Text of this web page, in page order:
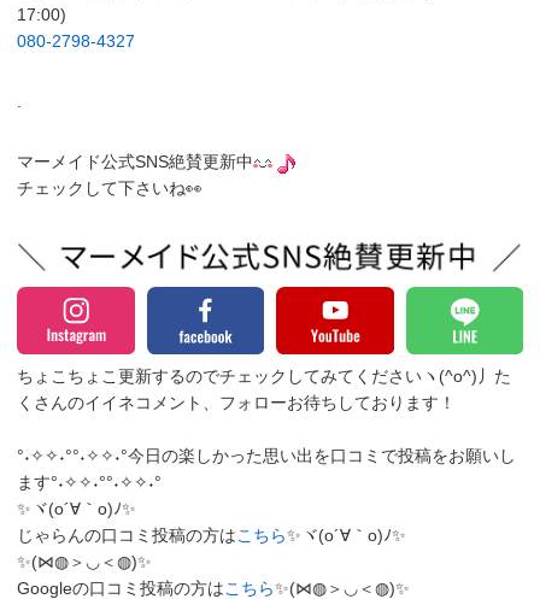
17:00)
080-2798-4327
.
マーメイド公式SNS絶賛更新中
チェックして下さいね👀
ちょこちょこ更新するのでチェックしてみてくださいヽ(^o^)丿 た
くさんのイイネコメント、フォローお待ちしております！
°˖✧✧˖°°˖✧✧˖°今日の楽しかった思い出を口コミで投稿をお願いし
ます°˖✧✧˖°°˖✧✧˖°
✨ヾ(o´∀｀o)ﾉ✨
じゃらんの口コミ投稿の方はこちら✨ヾ(o´∀｀o)ﾉ✨
✨(⋈◍＞◡＜◍)✨
Googleの口コミ投稿の方はこちら✨(⋈◍＞◡＜◍)✨